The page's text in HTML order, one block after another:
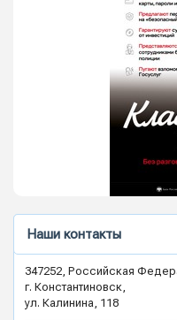
Наши контакты
347252, Российская
г. Константиновск,
ул. Калинина, 118